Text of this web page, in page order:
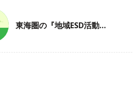
東海圏の『地域ESD活動発表交流会』に参加しました！